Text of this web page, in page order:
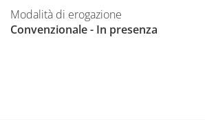
Modalità di erogazione
Convenzionale - In presenza